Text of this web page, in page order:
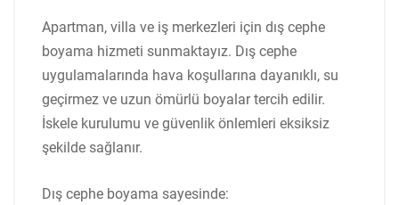
Apartman, villa ve iş merkezleri için dış cephe
boyama hizmeti sunmaktayız. Dış cephe
uygulamalarında hava koşullarına dayanıklı, su
geçirmez ve uzun ömürlü boyalar tercih edilir.
İskele kurulumu ve güvenlik önlemleri eksiksiz
şekilde sağlanır.
Dış cephe boyama sayesinde: